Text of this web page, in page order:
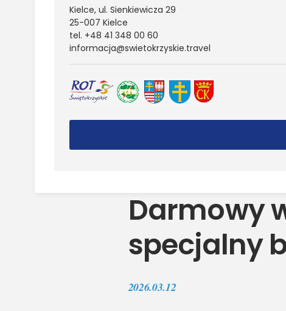
Kielce, ul. Sienkiewicza 29
25-007 Kielce
tel. +48 41 348 00 60
informacja@​swietokrzyskie.​travel
Darmowy
specjalny
2026.03.12